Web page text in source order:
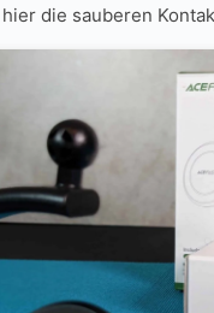
die sauberen